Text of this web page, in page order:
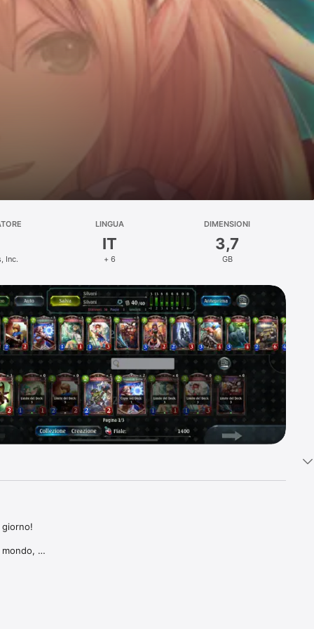
Inc.
LINGUA
IT
+ 6
DIMENSIONI
3,7
GB